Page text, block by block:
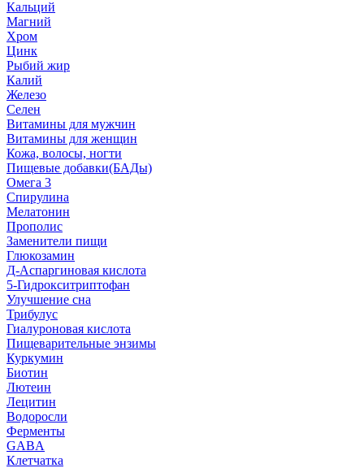
Кальций
Магний
Хром
Цинк
Рыбий жир
Калий
Железо
Селен
Витамины для мужчин
Витамины для женщин
Кожа, волосы, ногти
Пищевые добавки(БАДы)
Омега 3
Спирулина
Мелатонин
Прополис
Заменители пищи
Глюкозамин
Д-Аспаргиновая кислота
5-Гидрокситриптофан
Улучшение сна
Трибулус
Гиалуроновая кислота
Пищеварительные энзимы
Куркумин
Биотин
Лютеин
Лецитин
Водоросли
Ферменты
GABA
Клетчатка